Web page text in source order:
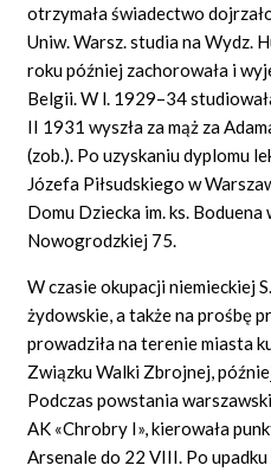
otrzymała świadectwo
Uniw. Warsz. studia na Wydz.
roku później zachorowała i
Belgii. W l. 1929–34
II 1931 wyszła za mąż za
(zob.). Po uzyskaniu dyplomu
Józefa Piłsudskiego w
Domu Dziecka im. ks.
Nowogrodzkiej 75.
W czasie okupacji niemieckiej
żydowskie, a także na prośbę
prowadziła na terenie miasta
Związku Walki Zbrojnej,
Podczas powstania
AK «Chrobry I», kierowała
Arsenale do 22 VIII. Po upadku